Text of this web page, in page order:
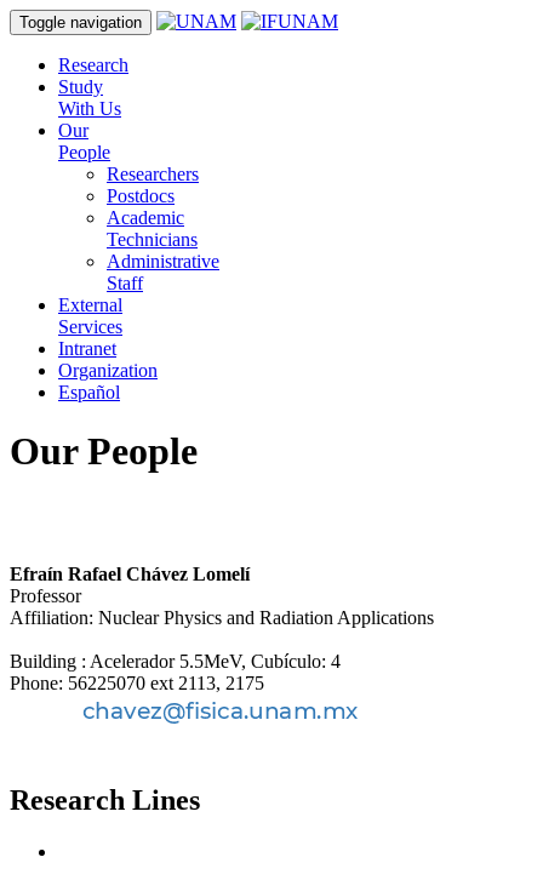
Toggle navigation
Research
Study
With Us
Our
People
Researchers
Postdocs
Academic
Technicians
Administrative
Staff
External
Services
Intranet
Organization
Español
Our People
Efraín Rafael Chávez Lomelí
Professor
Affiliation: Nuclear Physics and Radiation Applications
Building : Acelerador 5.5MeV, Cubículo: 4
Phone: 56225070 ext 2113, 2175
Research Lines